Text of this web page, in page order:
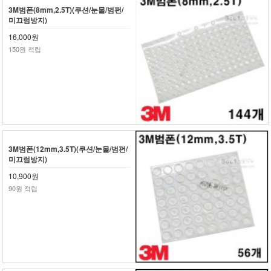
3M범폰(8mm,2.5T)(쿠션/눈물/범펀/
미끄럼방지)
16,000원
150원 적립
3M범폰(12mm,3.5T)(쿠션/눈물/범펀/
미끄럼방지)
10,900원
90원 적립